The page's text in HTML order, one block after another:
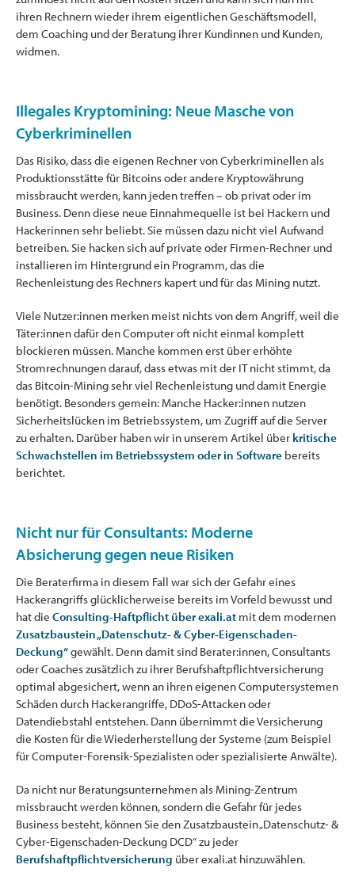
ihren Rechnern wieder ihrem eigentlichen Geschäftsmodell,
dem Coaching und der Beratung ihrer Kundinnen und Kunden,
widmen.
Illegales Kryptomining: Neue Masche von
Cyberkriminellen
Das Risiko, dass die eigenen Rechner von Cyberkriminellen als
Produktionsstätte für Bitcoins oder andere Kryptowährung
missbraucht werden, kann jeden treffen – ob privat oder im
Business. Denn diese neue Einnahmequelle ist bei Hackern und
Hackerinnen sehr beliebt. Sie müssen dazu nicht viel Aufwand
betreiben. Sie hacken sich auf private oder Firmen-Rechner und
installieren im Hintergrund ein Programm, das die
Rechenleistung des Rechners kapert und für das Mining nutzt.
Viele Nutzer:innen merken meist nichts von dem Angriff, weil die
Täter:innen dafür den Computer oft nicht einmal komplett
blockieren müssen. Manche kommen erst über erhöhte
Stromrechnungen darauf, dass etwas mit der IT nicht stimmt, da
das Bitcoin-Mining sehr viel Rechenleistung und damit Energie
benötigt. Besonders gemein: Manche Hacker:innen nutzen
Sicherheitslücken im Betriebssystem, um Zugriff auf die Server
zu erhalten. Darüber haben wir in unserem Artikel über kritische
Schwachstellen im Betriebssystem oder in Software bereits
berichtet.
Nicht nur für Consultants: Moderne
Absicherung gegen neue Risiken
Die Beraterfirma in diesem Fall war sich der Gefahr eines
Hackerangriffs glücklicherweise bereits im Vorfeld bewusst und
hat die Consulting-Haftpflicht über exali.at mit dem modernen
Zusatzbaustein „Datenschutz- & Cyber-Eigenschaden-
Deckung“gewählt. Denn damit sind Berater:innen, Consultants
oder Coaches zusätzlich zu ihrer Berufshaftpflichtversicherung
optimal abgesichert, wenn an ihren eigenen Computersystemen
Schäden durch Hackerangriffe, DDoS-Attacken oder
Datendiebstahl entstehen. Dann übernimmt die Versicherung
die Kosten für die Wiederherstellung der Systeme (zum Beispiel
für Computer-Forensik-Spezialisten oder spezialisierte Anwälte).
Da nicht nur Beratungsunternehmen als Mining-Zentrum
missbraucht werden können, sondern die Gefahr für jedes
Business besteht, können Sie den Zusatzbaustein „Datenschutz- &
Cyber-Eigenschaden-Deckung DCD“ zu jeder
Berufshaftpflichtversicherung über exali.at hinzuwählen.